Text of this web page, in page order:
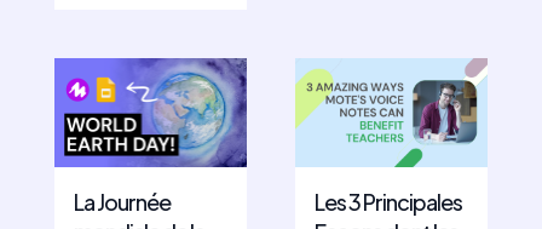
La Journée
Les 3 Principales